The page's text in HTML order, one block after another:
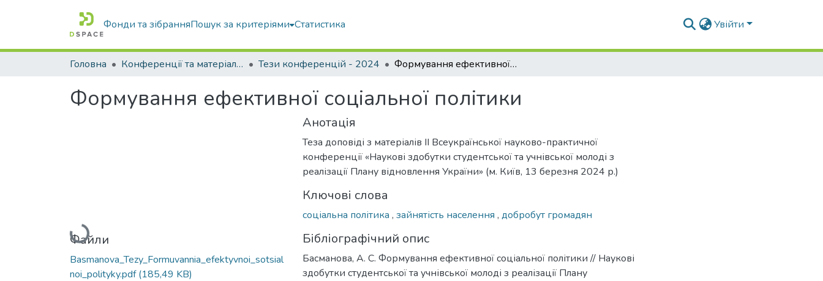
Фонди та зібранняПошук за критеріями Статистика Увійти
Головна Конференції та матеріали конференцій Тези конференцій - 2024 Формування ефективної соціальної політики
Формування ефективної соціальної політики
Вантажиться...
Файли
Basmanova_Tezy_Formuvannia_efektyvnoi_sotsial
noi_polityky.pdf(185,49 KB)
Анотація
Теза доповіді з матеріалів ІІ Всеукраїнської науково-практичної
конференції «Наукові здобутки студентської та учнівської молоді з
реалізації Плану відновлення України» (м. Київ, 13 березня 2024 р.)
Ключові слова
соціальна політика , зайнятість населення , добробут громадян
Бібліографічний опис
Басманова, А. С. Формування ефективної соціальної політики // Наукові
здобутки студентської та учнівської молоді з реалізації Плану